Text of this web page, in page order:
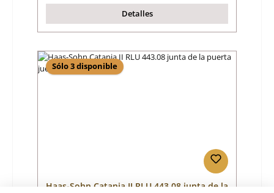
Detalles
Sólo 3 disponible
Haas-Sohn Catania II RLU 443.08 junta de la